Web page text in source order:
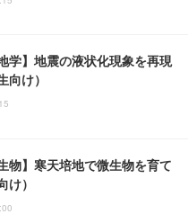
学】地震の液状化現象を再現
向け）
物】寒天培地で微生物を育て
け）